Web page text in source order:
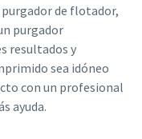
de flotador,
purgador
resultados y
sea idóneo
con un profesional
ayuda.